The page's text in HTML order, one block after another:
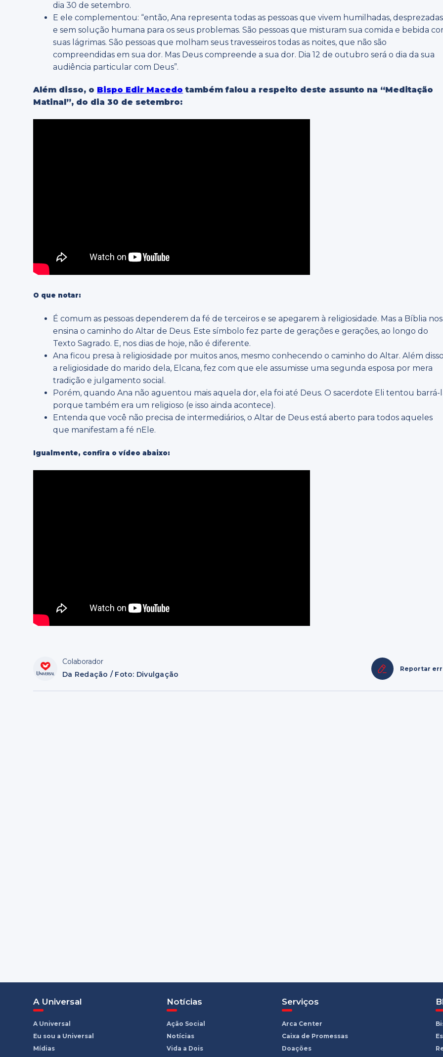
dia 30 de setembro.
E ele complementou: “então, Ana representa todas as pessoas que vivem humilhadas, desprezadas
e sem solução humana para os seus problemas. São pessoas que misturam sua comida e bebida
suas lágrimas. São pessoas que molham seus travesseiros todas as noites, que não são
compreendidas em sua dor. Mas Deus compreende a sua dor. Dia 12 de outubro será o dia da sua
audiência particular com Deus”.
Além disso, o Bispo Edir Macedo também falou a respeito deste assunto na “Meditação
Matinal”, do dia 30 de setembro:
O que notar:
É comum as pessoas dependerem da fé de terceiros e se apegarem à religiosidade. Mas a Bíblia nos
ensina o caminho do Altar de Deus. Este símbolo fez parte de gerações e gerações, ao longo do
Texto Sagrado. E, nos dias de hoje, não é diferente.
Ana ficou presa à religiosidade por muitos anos, mesmo conhecendo o caminho do Altar. Além
a religiosidade do marido dela, Elcana, fez com que ele assumisse uma segunda esposa por mera
tradição e julgamento social.
Porém, quando Ana não aguentou mais aquela dor, ela foi até Deus. O sacerdote Eli tentou barrá-
porque também era um religioso (e isso ainda acontece).
Entenda que você não precisa de intermediários, o Altar de Deus está aberto para todos aqueles
que manifestam a fé nEle.
Igualmente, confira o vídeo abaixo:
Colaborador
Da Redação / Foto: Divulgação
Reportar
A Universal
A Universal
Eu sou a Universal
Mídias
Notícias
Ação Social
Notícias
Vida a Dois
Serviços
Arca Center
Caixa de Promessas
Doações